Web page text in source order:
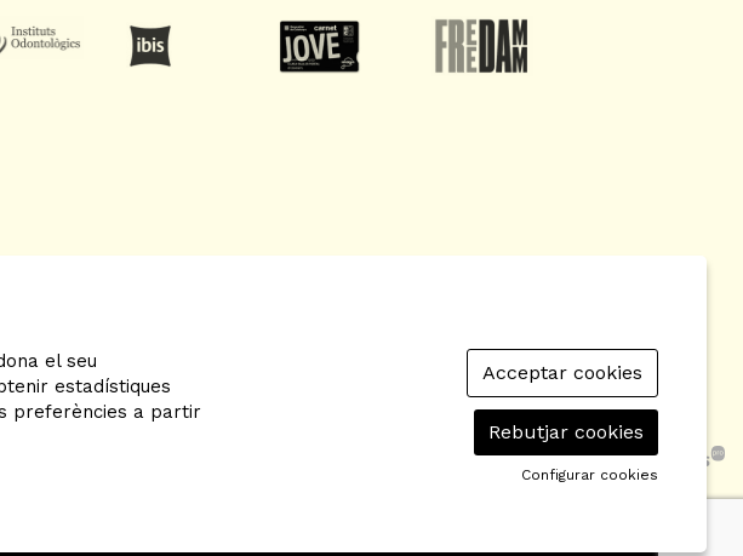
| Avís Legal | Política de privacitat
d'accessibilitat
el seu
estadístiques
preferències a partir
Acceptar cookies
Rebutjar cookies
Configurar cookies